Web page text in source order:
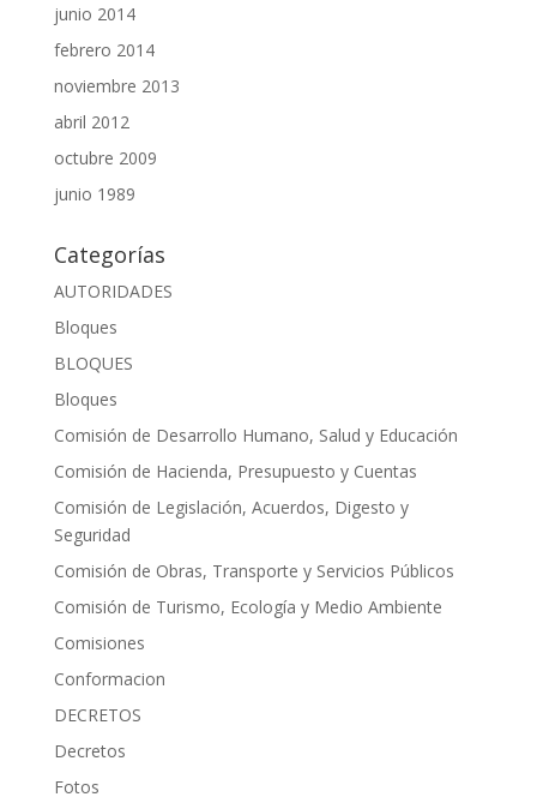
junio 2014
febrero 2014
noviembre 2013
abril 2012
octubre 2009
junio 1989
Categorías
AUTORIDADES
Bloques
BLOQUES
Bloques
Comisión de Desarrollo Humano, Salud y Educación
Comisión de Hacienda, Presupuesto y Cuentas
Comisión de Legislación, Acuerdos, Digesto y
Seguridad
Comisión de Obras, Transporte y Servicios Públicos
Comisión de Turismo, Ecología y Medio Ambiente
Comisiones
Conformacion
DECRETOS
Decretos
Fotos